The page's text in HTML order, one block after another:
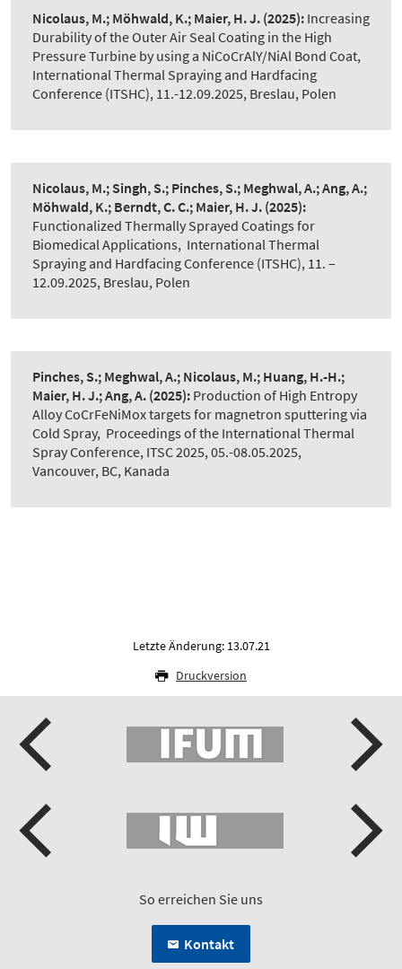
Nicolaus, M.; Möhwald, K.; Maier, H. J. (2025): Increasing
Durability of the Outer Air Seal Coating in the High
Pressure Turbine by using a NiCoCrAlY/NiAl Bond Coat,
International Thermal Spraying and Hardfacing
Conference (ITSHC), 11.-12.09.2025, Breslau, Polen
Nicolaus, M.; Singh, S.; Pinches, S.; Meghwal, A.; Ang, A.;
Möhwald, K.; Berndt, C. C.; Maier, H. J. (2025):
Functionalized Thermally Sprayed Coatings for
Biomedical Applications, International Thermal
Spraying and Hardfacing Conference (ITSHC), 11. –
12.09.2025, Breslau, Polen
Pinches, S.; Meghwal, A.; Nicolaus, M.; Huang, H.-H.;
Maier, H. J.; Ang, A. (2025): Production of High Entropy
Alloy CoCrFeNiMox targets for magnetron sputtering via
Cold Spray, Proceedings of the International Thermal
Spray Conference, ITSC 2025, 05.-08.05.2025,
Vancouver, BC, Kanada
Letzte Änderung: 13.07.21
Druckversion
So erreichen Sie uns
Kontakt